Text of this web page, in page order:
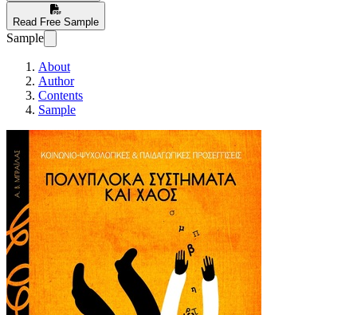
Read Free Sample
Sample
About
Author
Contents
Sample